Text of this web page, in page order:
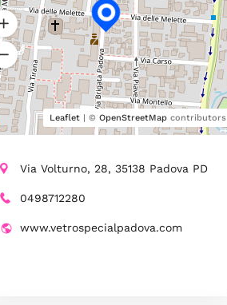
Leaflet| © OpenStreetMapcontributors
Via Volturno, 28, 35138 Padova PD
0498712280
www.vetrospecialpadova.com